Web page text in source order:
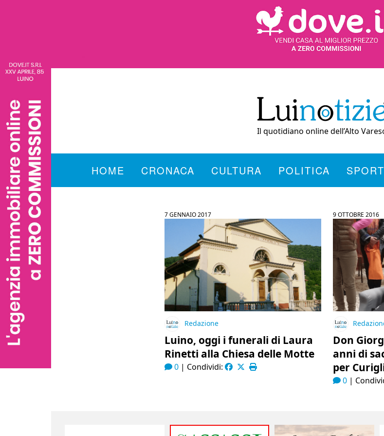
Il quotidiano online dell’Alto
HOME CRONACA CULTURA POLITICA SPORT
7 GENNAIO 2017
Redazione
Luino, oggi i funerali di Laura
Rinetti alla Chiesa delle Motte
0| Condividi:
9 OTTOBRE 2016
Don
anni di
per
0 |